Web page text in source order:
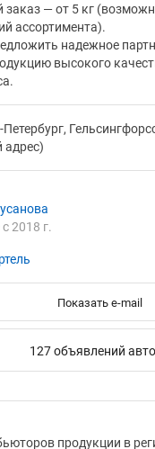
— от 5 кг
ассортимента).
надежное
высокого
адрес)
2018 г.
Показать e-mail
127 объявлений
продукции в